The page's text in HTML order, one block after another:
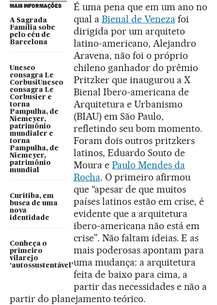
MAIS INFORMAÇÕES
A Sagrada
Família sobe
pelo céu de
Barcelona
Unesco
consagra Le
CorbusiUnesco
consagra Le
Corbusier e
torna
Pampulha, de
Niemeyer,
patrimônio
mundialer e
torna
Pampulha, de
Niemeyer,
patrimônio
mundial
Curitiba, em
busca de uma
nova
identidade
Conheça o
primeiro
vilarejo
‘autossustentável’
É uma pena que em um ano no
qual a Bienal de Venezafoi
dirigida por um arquiteto
latino-americano, Alejandro
Aravena, não foi o próprio
chileno ganhador do prêmio
Pritzker que inaugurou a X
Bienal Ibero-americana de
Arquitetura e Urbanismo
(BIAU) em São Paulo,
refletindo seu bom momento.
Foram dois outros pritzkers
latinos, Eduardo Souto de
Moura e Paulo Mendes da
Rocha. O primeiro afirmou
que “apesar de que muitos
países latinos estão em crise, é
evidente que a arquitetura
ibero-americana não está em
crise”. Não faltam ideias. E as
mais poderosas apontam para
uma mudança: a arquitetura
feita de baixo para cima, a
partir das necessidades e não a
partir do planejamento teórico.